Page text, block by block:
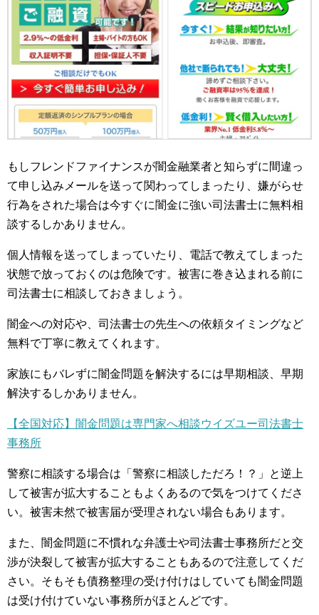
もしフレンドファイナンスが闇金融業者と知らずに間違っ
て申し込みメールを送って関わってしまったり、嫌がらせ
行為をされた場合は今すぐに闇金に強い司法書士に無料相
談するしかありません。
個人情報を送ってしまっていたり、電話で教えてしまった
状態で放っておくのは危険です。被害に巻き込まれる前に
司法書士に相談しておきましょう。
闇金への対応や、司法書士の先生への依頼タイミングなど
無料で丁寧に教えてくれます。
家族にもバレずに闇金問題を解決するには早期相談、早期
解決するしかありません。
【全国対応】闇金問題は専門家へ相談ウイズユー司法書士
事務所
警察に相談する場合は「警察に相談しただろ！？」と逆上
して被害が拡大することもよくあるので気をつけてくださ
い。被害未然で被害届が受理されない場合もあります。
また、闇金問題に不慣れな弁護士や司法書士事務所だと交
渉が決裂して被害が拡大することもあるので注意してくだ
さい。そもそも債務整理の受け付けはしていても闇金問題
は受け付けていない事務所がほとんどです。